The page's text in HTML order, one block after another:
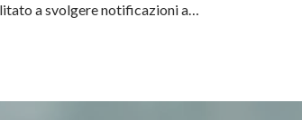
a svolgere notificazioni a…